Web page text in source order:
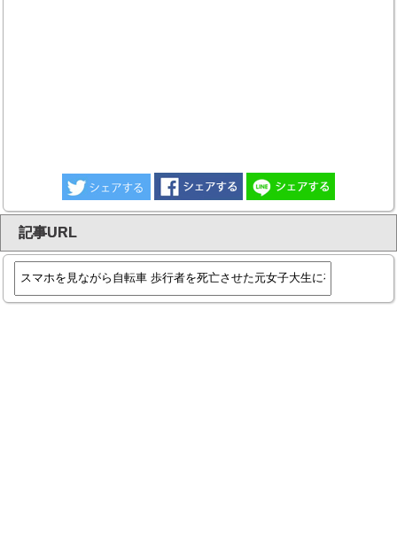
記事URL